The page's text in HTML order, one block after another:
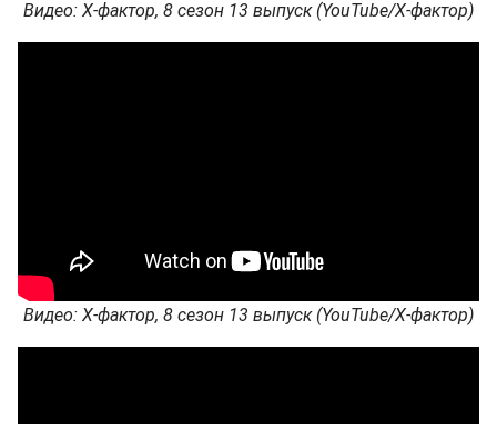
Видео: Х-фактор, 8 сезон 13 выпуск (YouTube/Х-фактор)
Видео: Х-фактор, 8 сезон 13 выпуск (YouTube/Х-фактор)